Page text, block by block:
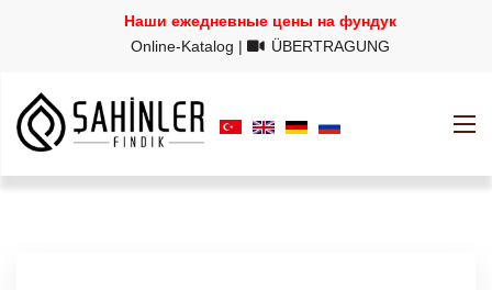
Наши ежедневные цены на фундук
Online-Katalog | ÜBERTRAGUNG